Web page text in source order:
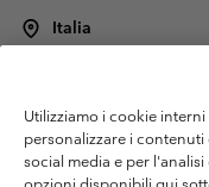
Italia
Termini di utilizzo
Politica sulla privacy
Utilizziamo i cookie
personalizzare i
social media e per